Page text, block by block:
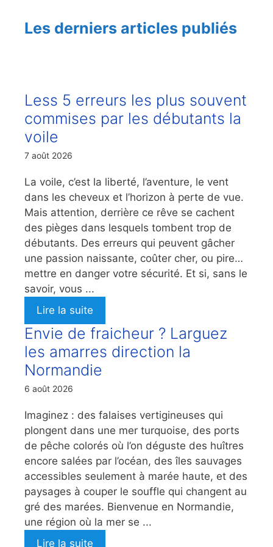
Les derniers articles publiés
Less 5 erreurs les plus souvent
commises par les débutants la
voile
7 août 2026
La voile, c’est la liberté, l’aventure, le vent
dans les cheveux et l’horizon à perte de vue.
Mais attention, derrière ce rêve se cachent
des pièges dans lesquels tombent trop de
débutants. Des erreurs qui peuvent gâcher
une passion naissante, coûter cher, ou pire…
mettre en danger votre sécurité. Et si, sans le
savoir, vous ...
Lire la suite
Envie de fraicheur ? Larguez
les amarres direction la
Normandie
6 août 2026
Imaginez : des falaises vertigineuses qui
plongent dans une mer turquoise, des ports
de pêche colorés où l’on déguste des huîtres
encore salées par l’océan, des îles sauvages
accessibles seulement à marée haute, et des
paysages à couper le souffle qui changent au
gré des marées. Bienvenue en Normandie,
une région où la mer se ...
Lire la suite